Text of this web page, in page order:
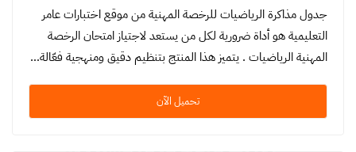
جدول مذاكرة الرياضيات للرخصة المهنية من موقع اختبارات عامر
التعليمية هو أداة ضرورية لكل من يستعد لاجتياز امتحان الرخصة
المهنية الرياضيات . يتميز هذا المنتج بتنظيم دقيق ومنهجية فعّالة…
تحميل الآن